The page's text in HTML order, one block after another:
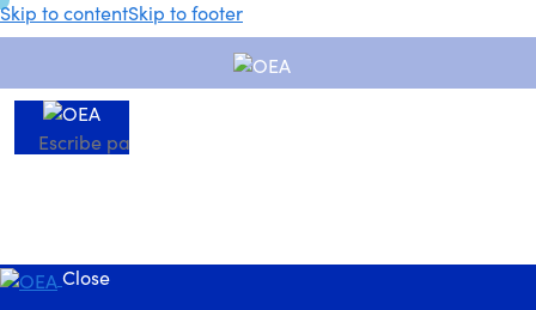
Skip to contentSkip to footer
Close